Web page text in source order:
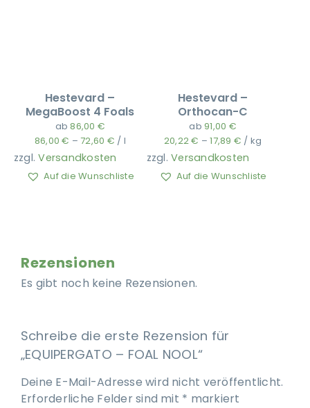
Hestevard –
MegaBoost 4 Foals
ab86,00 €
86,00€ –72,60 € / l
zzgl.Versandkosten
Auf die Wunschliste
Hestevard –
Orthocan-C
ab 91,00 €
20,22€ –17,89 € / kg
zzgl.Versandkosten
Auf die Wunschliste
Rezensionen
Es gibt noch keine Rezensionen.
Schreibe die erste Rezension für
„EQUIPERGATO – FOAL NOOL“
Deine E-Mail-Adresse wird nicht veröffentlicht.
Erforderliche Felder sind mit * markiert